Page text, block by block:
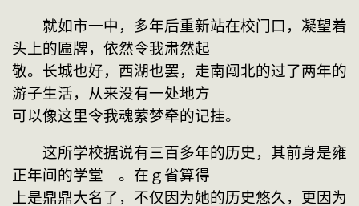
就如市一中，多年后重新站在校门口，凝望着
头上的匾牌，依然令我肃然起
敬。长城也好，西湖也罢，走南闯北的过了两年的
游子生活，从来没有一处地方
可以像这里令我魂萦梦牵的记挂。
这所学校据说有三百多年的历史，其前身是雍
正年间的学堂　。在ｇ省算得
上是鼎鼎大名了，不仅因为她的历史悠久，更因为